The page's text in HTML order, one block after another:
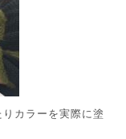
カラーを実際に塗